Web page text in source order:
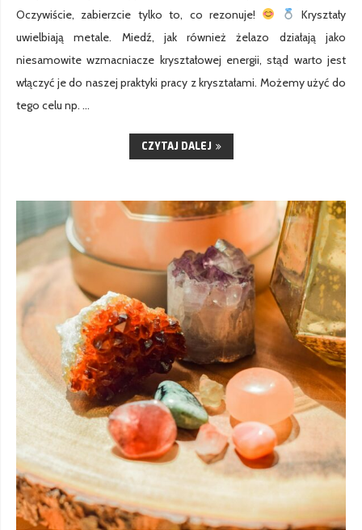
Oczywiście, zabierzcie tylko to, co rezonuje!
Kryształy
uwielbiają metale. Miedź, jak również żelazo działają jako
niesamowite wzmacniacze kryształowej energii, stąd warto jest
włączyć je do naszej praktyki pracy z kryształami. Możemy użyć do
tego celu np. …
CZYTAJ DALEJ